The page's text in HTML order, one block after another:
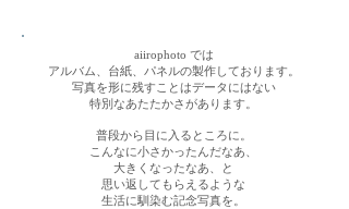
aiirophoto では
アルバム、台紙、パネルの製作しております。
写真を形に残すことはデータにはない
特別なあたたかさがあります。
普段から目に入るところに。
こんなに小さかったんだなあ、
大きくなったなあ、と
思い返してもらえるような
生活に馴染む記念写真を。